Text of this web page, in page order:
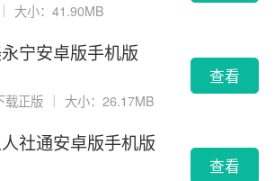
｜ 大小：41.90MB
宁安卓版手机版
载正版 大小：26.17MB
查看
社通安卓版手机版
查看